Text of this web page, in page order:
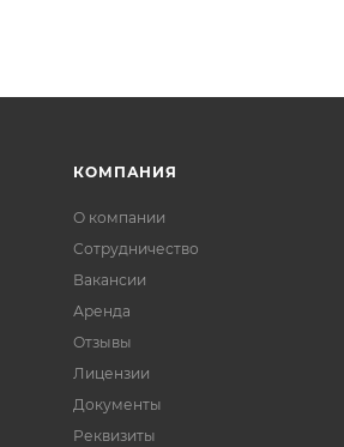
КОМПАНИЯ
О компании
Сотрудничество
Вакансии
Аренда
Отзывы
Лицензии
Документы
Реквизиты